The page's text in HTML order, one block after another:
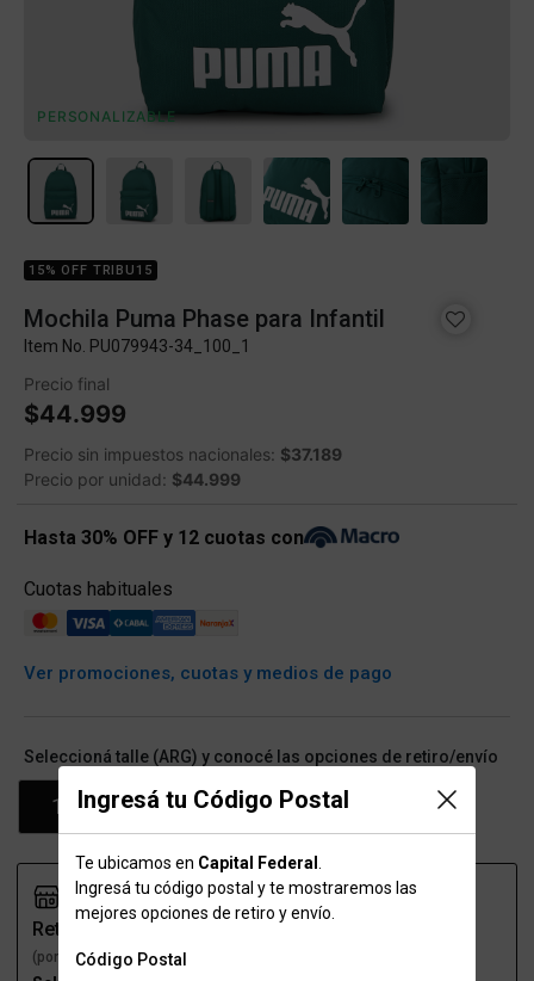
Ingresá tu Código Postal
Te ubicamos en Capital Federal
Ingresá tu código postal y te mostraremos las
mejores opciones de retiro y envío.
Código Postal
PERSONALIZABLE
15% OFF TRIBU15
Mochila Puma Phase para Infantil
Item No. PU079943-34_100_1
Precio final
$44.999
Precio sin impuestos nacionales: $37.189
Precio por unidad: $44.999
Hasta 30% OFF y 12 cuotas con
Cuotas habituales
Ver promociones, cuotas y medios de pago
Seleccioná talle (ARG) y conocé las opciones de retiro/envío
100
Retiro
(por una sucursal)